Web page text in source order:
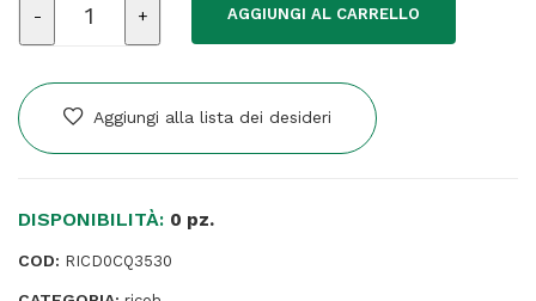
CHARGE
UNIT:PRO:ASS'Y
AGGIUNGI AL CARRELLO
Aggiungi alla lista dei desideri
DISPONIBILITÀ: 0 pz.
COD: RICD0CQ3530